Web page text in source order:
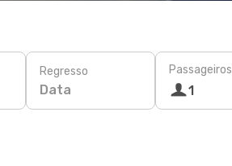
Regresso
Data
Passageiros
1